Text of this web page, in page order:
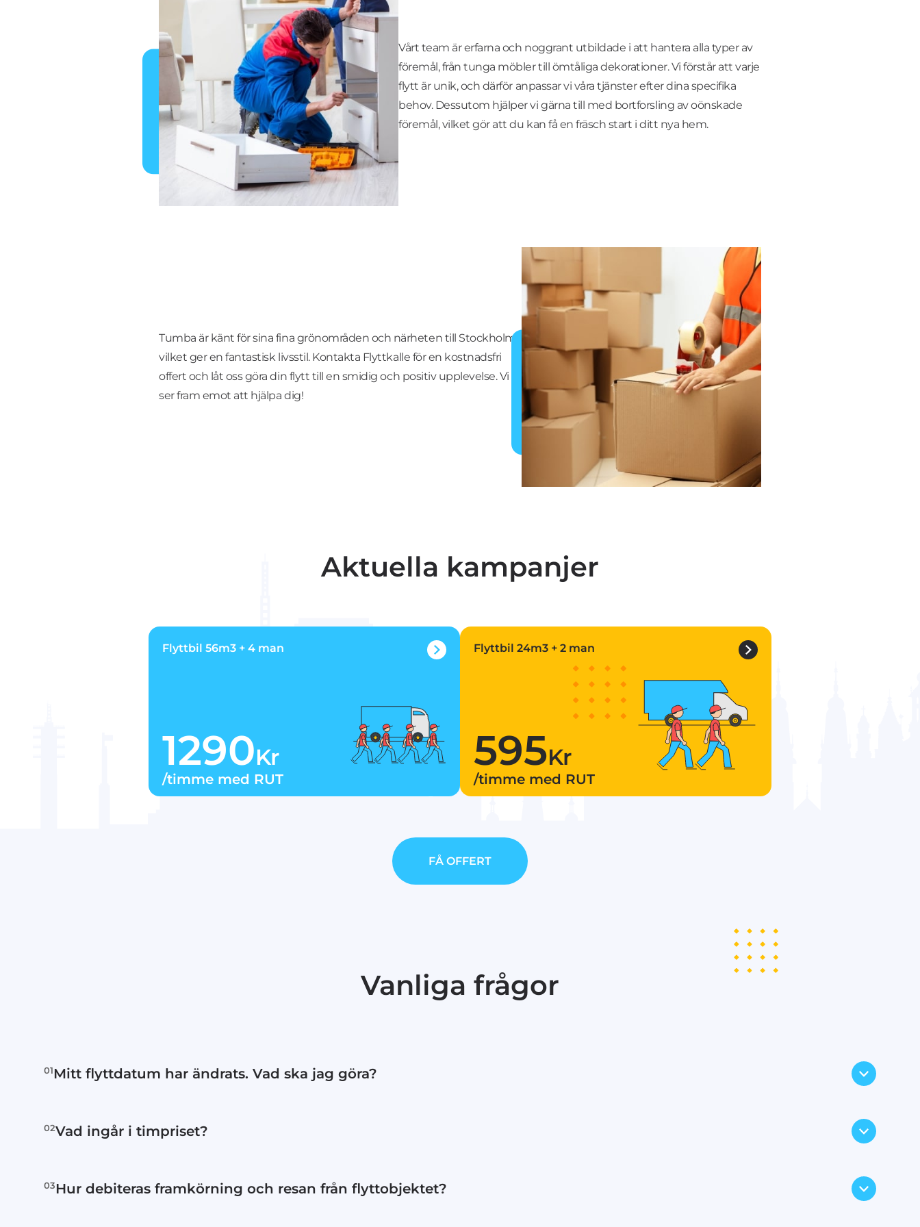
Vårt team är erfarna och noggrant utbildade i att hantera alla typer av
föremål, från tunga möbler till ömtåliga dekorationer. Vi förstår att varje
flytt är unik, och därför anpassar vi våra tjänster efter dina specifika
behov. Dessutom hjälper vi gärna till med bortforsling av oönskade
föremål, vilket gör att du kan få en fräsch start i ditt nya hem.
Tumba är känt för sina fina grönområden och närheten till Stockholm,
vilket ger en fantastisk livsstil. Kontakta Flyttkalle för en kostnadsfri
offert och låt oss göra din flytt till en smidig och positiv upplevelse. Vi
ser fram emot att hjälpa dig!
Aktuella kampanjer
Flyttbil 56m3 + 4 man
1290Kr
/timme med RUT
Flyttbil 24m3 + 2 man
595Kr
/timme med RUT
FÅ OFFERT
Vanliga frågor
01Mitt flyttdatum har ändrats. Vad ska jag göra?
Kontakta oss omedelbart via e-post eller telefon så försöker vi hitta en ny tid.
02Vad ingår i timpriset?
Lastning, transport och lossning.
03Hur debiteras framkörning och resan från flyttobjektet?